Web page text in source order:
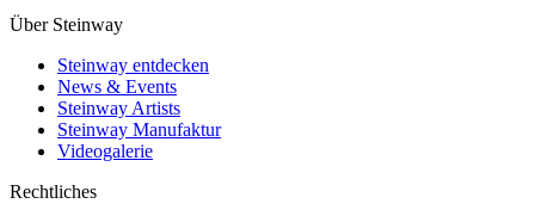
Über Steinway
Steinway entdecken
News & Events
Steinway Artists
Steinway Manufaktur
Videogalerie
Rechtliches